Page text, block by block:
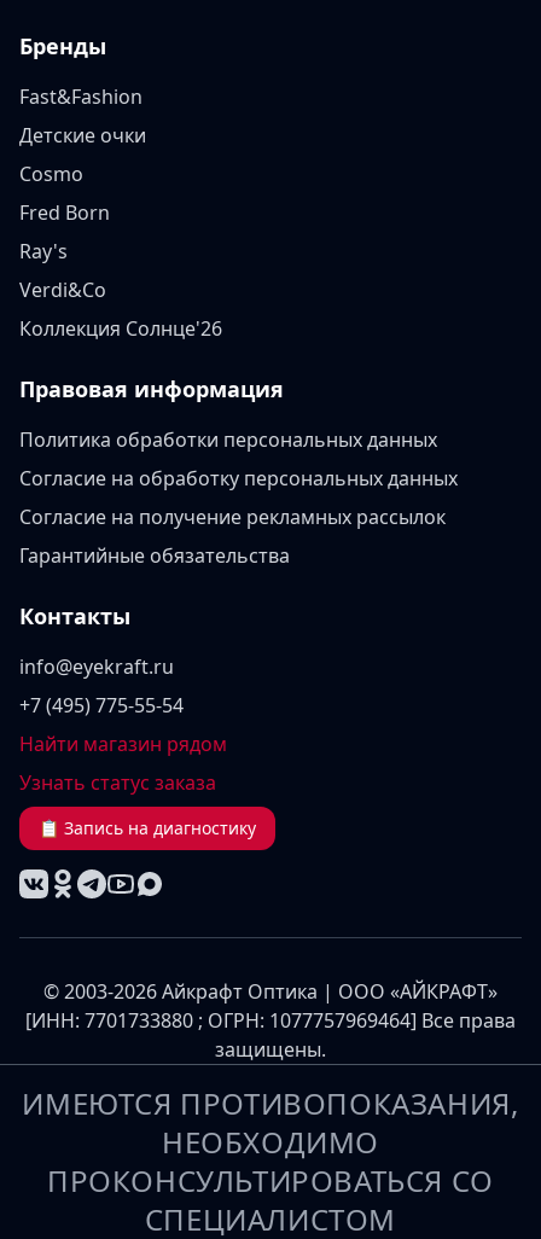
Бренды
Fast&Fashion
Детские очки
Cosmo
Fred Born
Ray's
Verdi&Co
Коллекция Солнце'26
Правовая информация
Политика обработки персональных данных
Согласие на обработку персональных данных
Согласие на получение рекламных рассылок
Гарантийные обязательства
Контакты
info@eyekraft.ru
+7 (495) 775-55-54
Найти магазин рядом
Узнать статус заказа
📋 Запись на диагностику
© 2003-2026 Айкрафт Оптика | ООО «АЙКРАФТ»
[ИНН: 7701733880 ; ОГРН: 1077757969464] Все права
защищены.
ИМЕЮТСЯ ПРОТИВОПОКАЗАНИЯ,
НЕОБХОДИМО
ПРОКОНСУЛЬТИРОВАТЬСЯ СО
СПЕЦИАЛИСТОМ